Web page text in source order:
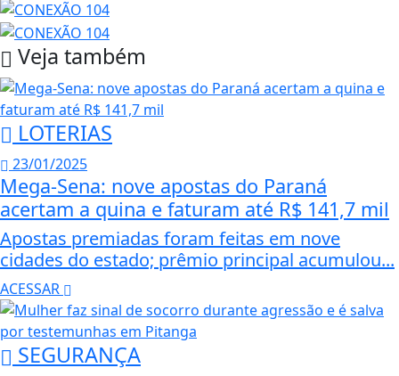
Veja também
LOTERIAS
23/01/2025
Mega-Sena: nove apostas do Paraná
acertam a quina e faturam até R$ 141,7 mil
Apostas premiadas foram feitas em nove
cidades do estado; prêmio principal acumulou...
ACESSAR
SEGURANÇA